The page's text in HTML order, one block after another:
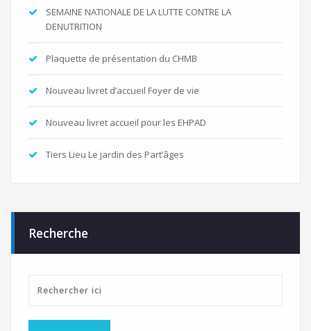
SEMAINE NATIONALE DE LA LUTTE CONTRE LA
DENUTRITION
Plaquette de présentation du CHMB
Nouveau livret d’accueil Foyer de vie
Nouveau livret accueil pour les EHPAD
Tiers Lieu Le jardin des Part’âges
Recherche